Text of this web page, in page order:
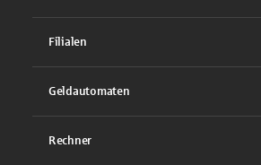
Filialen
Geldautomaten
Rechner